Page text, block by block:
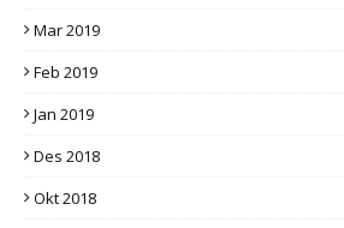
Mar 2019
Feb 2019
Jan 2019
Des 2018
Okt 2018